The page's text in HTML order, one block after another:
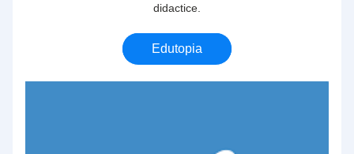
didactice.
Edutopia